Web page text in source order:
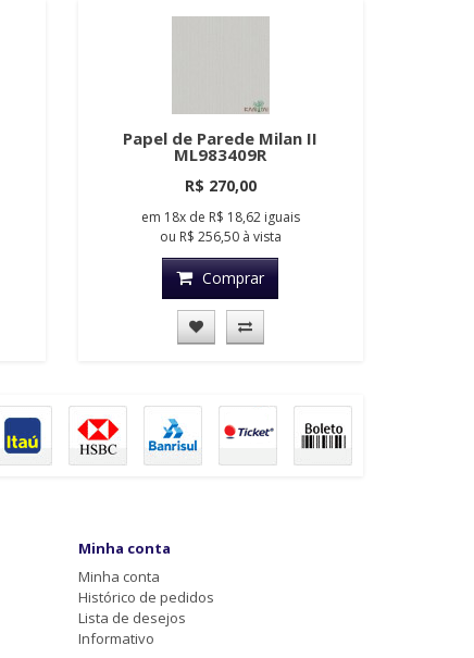
Papel de Parede Milan II
ML983409R
R$ 270,00
em 18xde R$ 18,62 iguais
ou R$ 256,50à vista
Comprar
Minha conta
Minha conta
Histórico de pedidos
Lista de desejos
Informativo